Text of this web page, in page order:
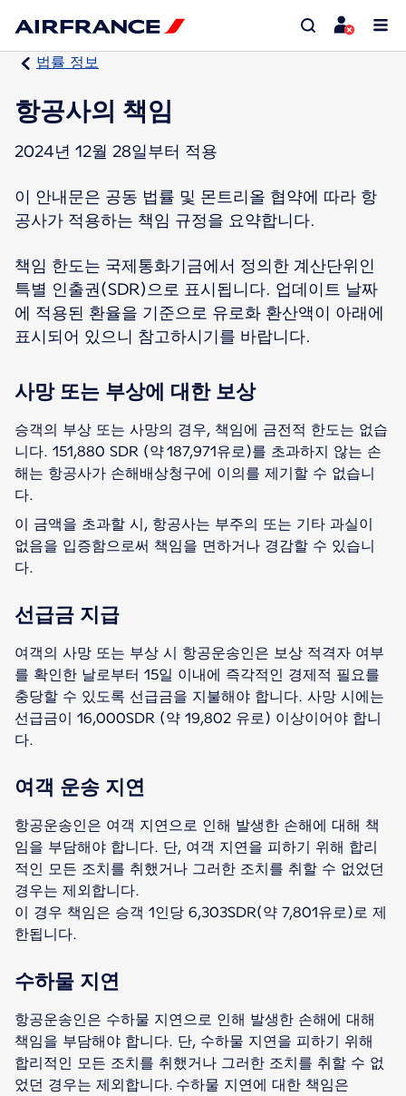
법률 정보
항공사의 책임
2024년 12월 28일부터 적용
이 안내문은 공동 법률 및 몬트리올 협약에 따라 항
공사가 적용하는 책임 규정을 요약합니다.
책임 한도는 국제통화기금에서 정의한 계산단위인
특별 인출권(SDR)으로 표시됩니다. 업데이트 날짜
에 적용된 환율을 기준으로 유로화 환산액이 아래에
표시되어 있으니 참고하시기를 바랍니다.
사망 또는 부상에 대한 보상
승객의 부상 또는 사망의 경우, 책임에 금전적 한도는 없습
니다. 151,880 SDR (약 187,971유로)를 초과하지 않는 손
해는 항공사가 손해배상청구에 이의를 제기할 수 없습니
다.
이 금액을 초과할 시, 항공사는 부주의 또는 기타 과실이
없음을 입증함으로써 책임을 면하거나 경감할 수 있습니
다.
선급금 지급
여객의 사망 또는 부상 시 항공운송인은 보상 적격자 여부
를 확인한 날로부터 15일 이내에 즉각적인 경제적 필요를
충당할 수 있도록 선급금을 지불해야 합니다. 사망 시에는
선급금이 16,000SDR (약 19,802 유로) 이상이어야 합니
다.
여객 운송 지연
항공운송인은 여객 지연으로 인해 발생한 손해에 대해 책
임을 부담해야 합니다. 단, 여객 지연을 피하기 위해 합리
적인 모든 조치를 취했거나 그러한 조치를 취할 수 없었던
경우는 제외합니다.
이 경우 책임은 승객 1인당 6,303SDR(약 7,801유로)로 제
한됩니다.
수하물 지연
항공운송인은 수하물 지연으로 인해 발생한 손해에 대해
책임을 부담해야 합니다. 단, 수하물 지연을 피하기 위해
합리적인 모든 조치를 취했거나 그러한 조치를 취할 수 없
었던 경우는 제외합니다. 수하물 지연에 대한 책임은